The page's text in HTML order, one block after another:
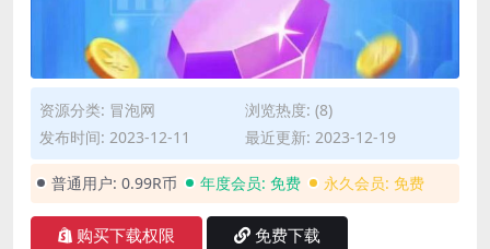
资源分类: 冒泡网
浏览热度: (8)
发布时间: 2023-12-11
最近更新: 2023-12-19
普通用户: 0.99R币 年度会员: 免费 永久会员: 免费
购买下载权限 免费下载